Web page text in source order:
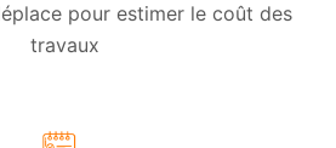
pour estimer le coût des
travaux